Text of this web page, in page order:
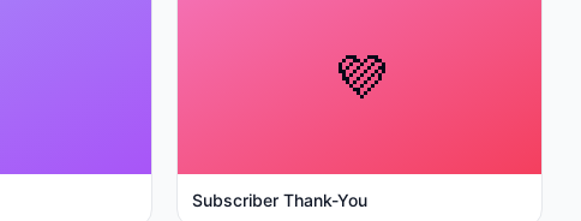
💜
Subscriber Thank-You